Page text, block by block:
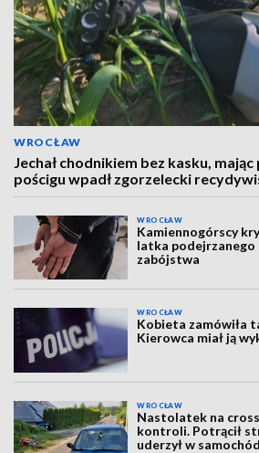
WROCŁAW
Jechał chodnikiem bez kasku,
pościgu wpadł zgorzelecki
WROCŁAW
Kamiennogórscy
latka podejrzanego
zabójstwa
WROCŁAW
Kobieta zamówiła
Kierowca miał ją
WROCŁAW
Nastolatek na
kontroli. Potrącił
uderzył w samochód